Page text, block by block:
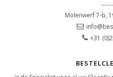
Molenwerf 7-b,
+31